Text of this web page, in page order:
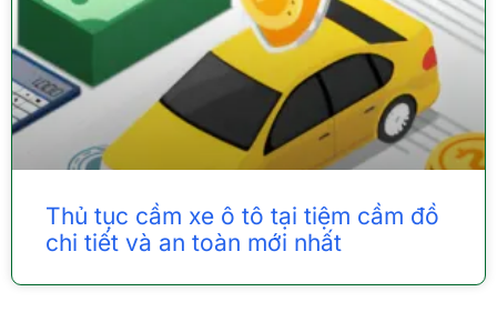
Thủ tục cầm xe ô tô tại tiệm cầm đồ
chi tiết và an toàn mới nhất